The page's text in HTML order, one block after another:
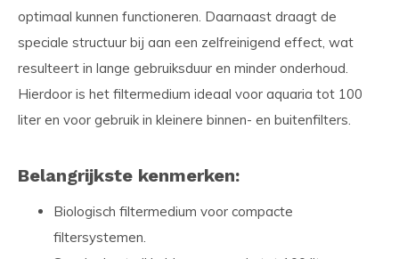
optimaal kunnen functioneren. Daarnaast draagt de
speciale structuur bij aan een zelfreinigend effect, wat
resulteert in lange gebruiksduur en minder onderhoud.
Hierdoor is het filtermedium ideaal voor aquaria tot 100
liter en voor gebruik in kleinere binnen- en buitenfilters.
Belangrijkste kenmerken:
Biologisch filtermedium voor compacte
filtersystemen.